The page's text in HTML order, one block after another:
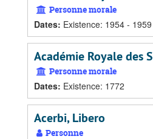
Personne morale
Dates: Existence: 1954 - 1959
Académie Royale des
Personne morale
Dates: Existence: 1772
Acerbi, Libero
Personne